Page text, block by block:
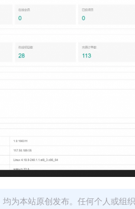
为本站原创发布。任何个人或组